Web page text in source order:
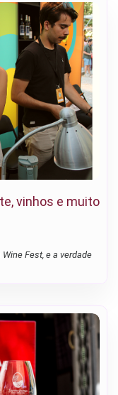
vinhos e muito
Fest, e a verdade